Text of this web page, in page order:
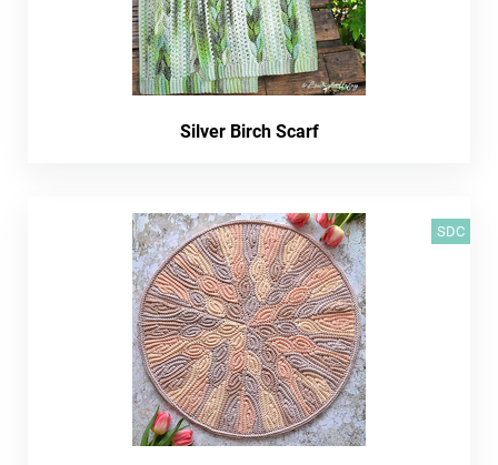
Silver Birch Scarf
SDC